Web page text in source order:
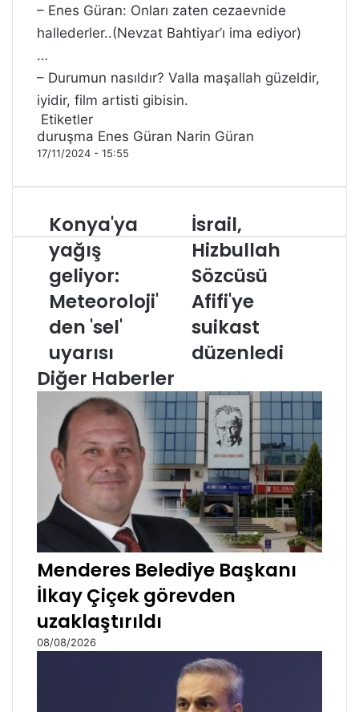
– Enes Güran: Onları zaten cezaevnide
hallederler..(Nevzat Bahtiyar’ı ima ediyor)
…
– Durumun nasıldır? Valla maşallah güzeldir,
iyidir, film artisti gibisin.
Etiketler
duruşma Enes Güran Narin Güran
17/11/2024 - 15:55
Konya'ya
yağış
geliyor:
Meteoroloji'
den 'sel'
uyarısı
İsrail,
Hizbullah
Sözcüsü
Afifi'ye
suikast
düzenledi
Diğer Haberler
Menderes Belediye Başkanı
İlkay Çiçek görevden
uzaklaştırıldı
08/08/2026